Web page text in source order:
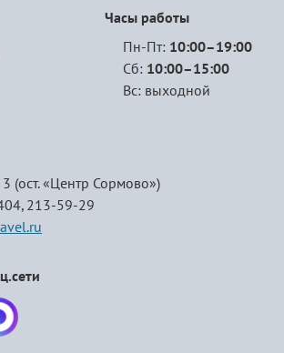
Часы работы
Пн-Пт: 10:00–19:00
Сб: 10:00–15:00
Вс: выходной
(ост. «Центр Сормово»)
213-59-29